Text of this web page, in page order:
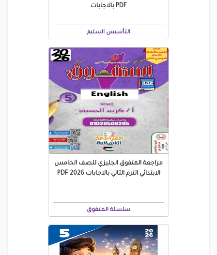
PDF بالاجابات
التأسيس السليم
مراجعة المتفوق انجليزي للصف الخامس
الابتدائي الترم الثاني بالاجابات 2026 PDF
سلسلة المتفوق